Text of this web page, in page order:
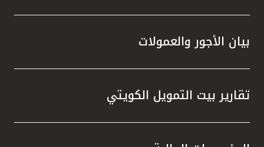
بيان الأجور والعمولات
تقارير بيت التمويل الكويتي